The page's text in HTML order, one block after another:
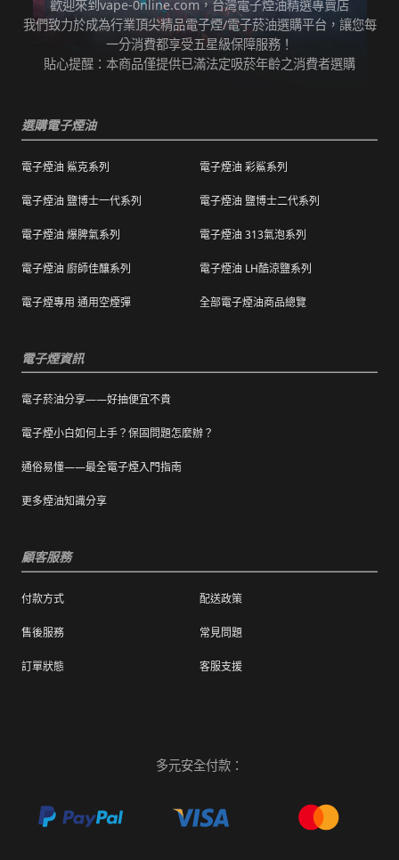
歡迎來到vape-0nline.com，台灣電子煙油精選專賣店
我們致力於成為行業頂尖精品電子煙/電子菸油選購平台，讓您每
一分消費都享受五星級保障服務！
貼心提醒：本商品僅提供已滿法定吸菸年齡之消費者選購
選購電子煙油
電子煙油 鯊克系列 電子煙油 彩鯊系列
電子煙油 鹽博士一代系列 電子煙油 鹽博士二代系列
電子煙油 爆脾氣系列 電子煙油 313氣泡系列
電子煙油 廚師佳釀系列 電子煙油 LH酷涼鹽系列
電子煙專用 通用空煙彈 全部電子煙油商品總覽
電子煙資訊
電子菸油分享——好抽便宜不貴
電子煙小白如何上手？保固問題怎麼辦？
通俗易懂——最全電子煙入門指南
更多煙油知識分享
顧客服務
付款方式 配送政策
售後服務 常見問題
訂單狀態 客服支援
多元安全付款：